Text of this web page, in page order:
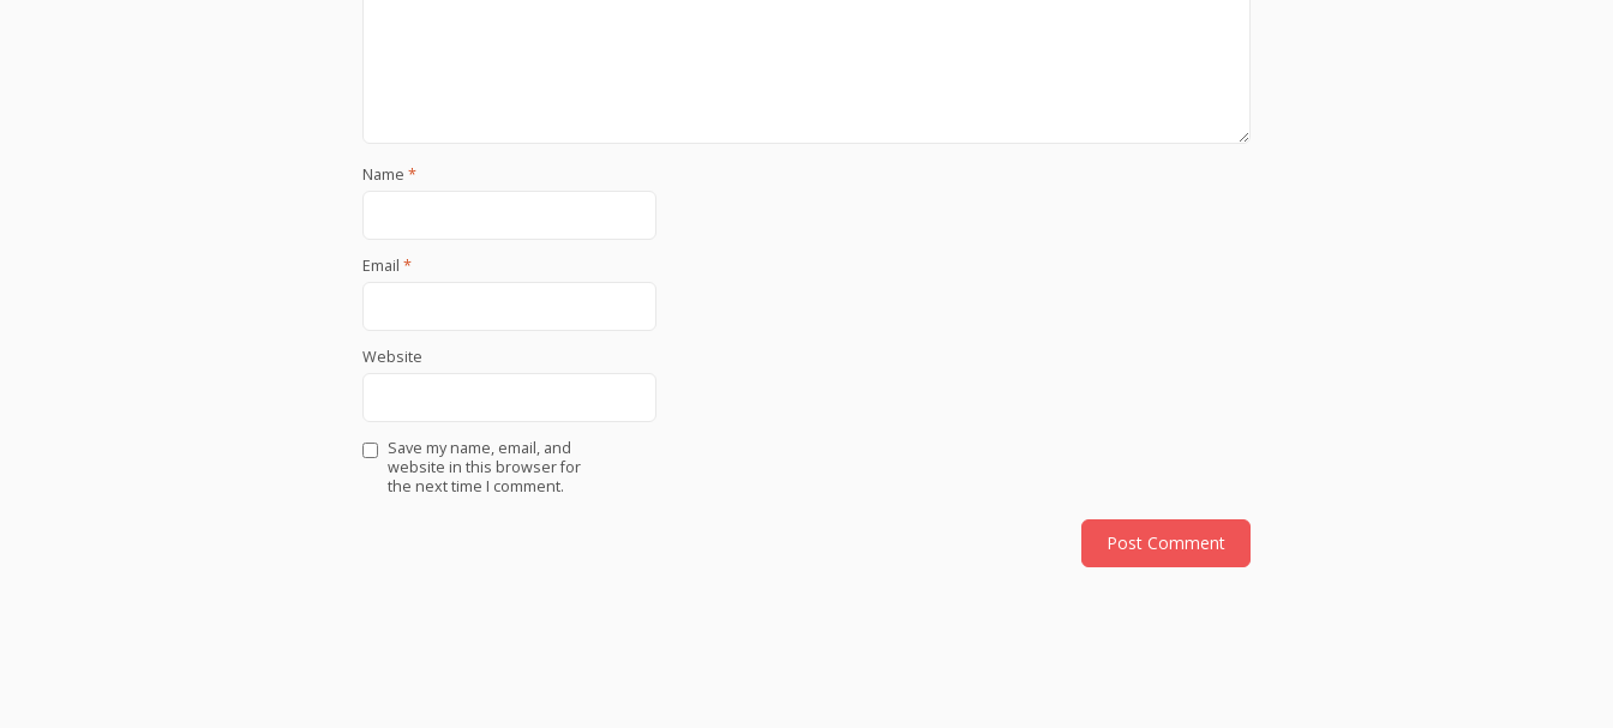
Name *
Email *
Website
Save my name, email, and
website in this browser for
the next time I comment.